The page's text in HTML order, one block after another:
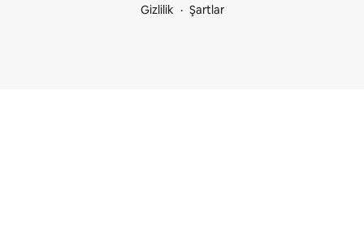
Gizlilik
Şartlar